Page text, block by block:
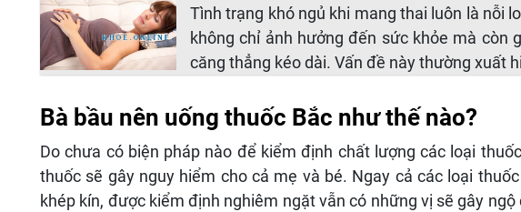
Tình trạng khó ngủ khi mang thai luôn là nỗi
không chỉ ảnh hưởng đến sức khỏe mà còn
căng thẳng kéo dài. Vấn đề này thường xuất
Bà bầu nên uống thuốc Bắc như thế nào?
Do chưa có biện pháp nào để kiểm định chất lượng các loại
thuốc sẽ gây nguy hiểm cho cả mẹ và bé. Ngay cả các loại
khép kín, được kiểm định nghiêm ngặt vẫn có những vị sẽ gây